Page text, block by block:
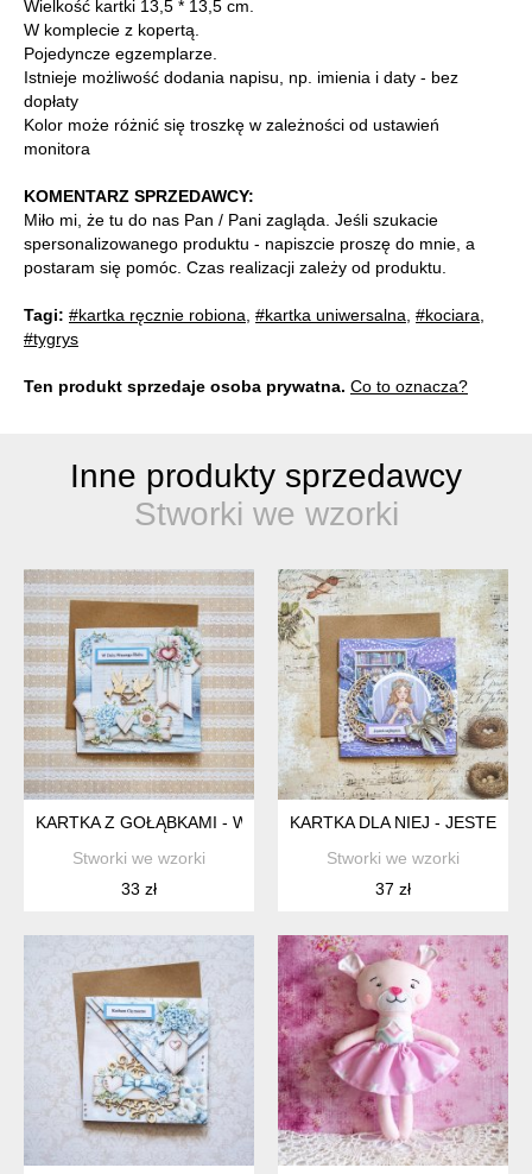
Wielkość kartki 13,5 * 13,5 cm.
W komplecie z kopertą.
Pojedyncze egzemplarze.
Istnieje możliwość dodania napisu, np. imienia i daty - bez
dopłaty
Kolor może różnić się troszkę w zależności od ustawień
monitora
KOMENTARZ SPRZEDAWCY:
Miło mi, że tu do nas Pan / Pani zagląda. Jeśli szukacie
spersonalizowanego produktu - napiszcie proszę do mnie, a
postaram się pomóc. Czas realizacji zależy od produktu.
Tagi: #kartka ręcznie robiona #kartka uniwersalna #kociara
#tygrys
Ten produkt sprzedaje osoba prywatna. Co to oznacza?
Inne produkty sprzedawcy
Stworki we wzorki
KARTKA Z GOŁĄBKAMI - W DNIU WASZEGO ŚLUBU
Stworki we wzorki
33 zł
KARTKA DLA NIEJ - JESTEŚ
Stworki we wzorki
37 zł